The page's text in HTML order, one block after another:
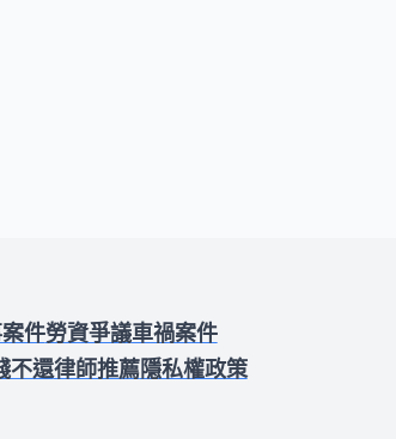
件勞資爭議車禍案件
不還律師推薦隱私權政策